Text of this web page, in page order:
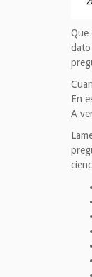
Que
dato
En
A